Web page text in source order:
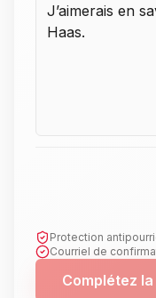
Protection
Courriel de
Complétez